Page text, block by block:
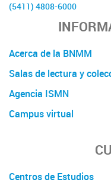
(5411) 4808-6000
Acerca de la BNMM
Salas de lectura y
Agencia ISMN
Campus virtual
Centros de Estudios